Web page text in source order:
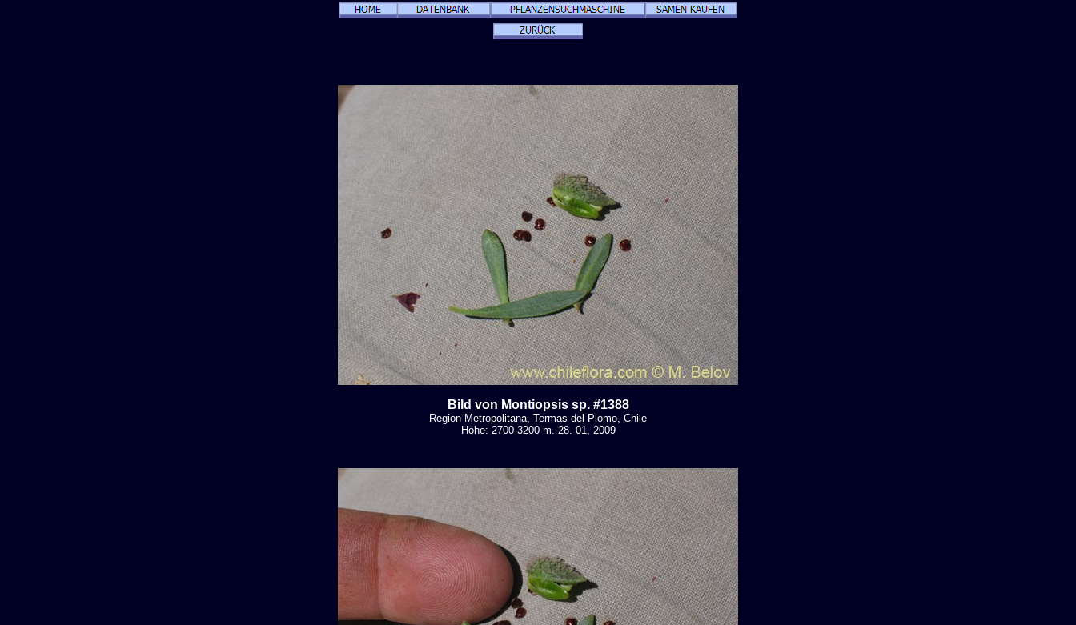
Bild von Montiopsis sp. #1388
Region Metropolitana, Termas del Plomo, Chile
Höhe: 2700-3200 m. 28. 01, 2009